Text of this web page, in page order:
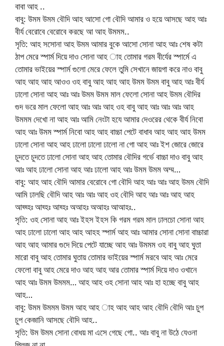
বাবা আহ ..
বাবু: উমম উমম বৌদি আহ আসো গো বৌদি আমার ও হয়ে আসছে আহ আঃ
বীর্য বেরোবে বেরোবে করছে আ আহ উমমম..
সৃতি: আহ সসোনা আহ উমম আমার বুকে আসো সোনা আহ আঃ শেষ কটা
ঠাপ মেরে স্পার্ম দিয়ে দাও সোনা আহ াহ তোমার গরম বীর্যের স্পার্মে এ
তোমার ভাইয়ের স্পার্ম গুলো মেরে ফেলে তুমি সেখানে জায়গা করে নাও বাবু
আহ আহ আহ আওও ওহ বাবু আহ আহ আহ উমম উমম বাবু আহ আঃ বীর্য
ঢালো সোনা আহ আঃ আঃ উমম উমম মাল ফেলো সোনা আহ উমম বৌদির
গুদ ভরে মাল ফেলো আহ আঃ আঃ আহ ওহ বাবু আহ আঃ আঃ আঃ আহ
উমমম দেখো না আহ আঃ আমি নেংটা হযে আমার দেওরের থেকে বীর্য নিবো
আহ আঃ উমম স্পার্ম নিবো আহ আহ বাচ্চা পেটে বাধাব আহ আহ আহ উমম
ঢালো সোনা আহ আহ ঢালো ঢালো ঢালো না গো আহ আঃ ইশ জোরে জোরে
চুদতে চুদতে ঢালো সোনা আহ আহ তোমার বৌদির গর্ভে বাচ্চা দাও বাবু আহ
আঃ আহ ঢালো সোনা আহ আঃ ঢালো আহ আঃ উমম উমম অম্ম…
বাবু: আহ আহ বৌদি আমার বেরোবে গো বৌদি আহ আঃ আঃ আহ উমম বৌদি
আমি ঢালছি বৌদি আহ আঃ আঃ আহ ওহ বৌদি আহ আঃ আঃ আহ আহ
আহ্হ্হঃ আহ্হঃ আহ্হঃ অআহঃ অআহঃ আআহঃ..
সৃতি: ওহ সোনা আহ আঃ ইহস ইহস কি গরম গরম মাল ঢালচো সোনা আহ
আহ ঢালো ঢালো আহ আহ আহহ স্পার্ম আহ আঃ আমার সোনা সোনা বাচ্চারা
আহ আহ আমার গুদে দিয়ে পেটে যাচ্ছে আহ আঃ উমমম ওহ বাবু আহ ঘুতা
মারো বাবু আহ তোমার ঘুতায় তোমার ভাইয়ের স্পার্ম মরবে আহ আঃ মেরে
ফেলো বাবু আহ মেরে দাও আহ আহ আর তোমার স্পার্ম দিয়ে দাও ওখানে
আহ আঃ উমম উমমম… আহ আহ ওহ সোনা আহ আঃ হা হচ্ছে বাবু আহ
আহ…
বাবু: উমম উমমম উমম আহ আহ াহ আহ আহ আহ বৌদি বৌদি আঃ চুপ
চুপ কেজানি আসছে বৌদি আহ..
সৃতি: উম উমম সোনা বোধয় মা এসে গেছে গো.. আঃ বাবু না উঠে যেওনা